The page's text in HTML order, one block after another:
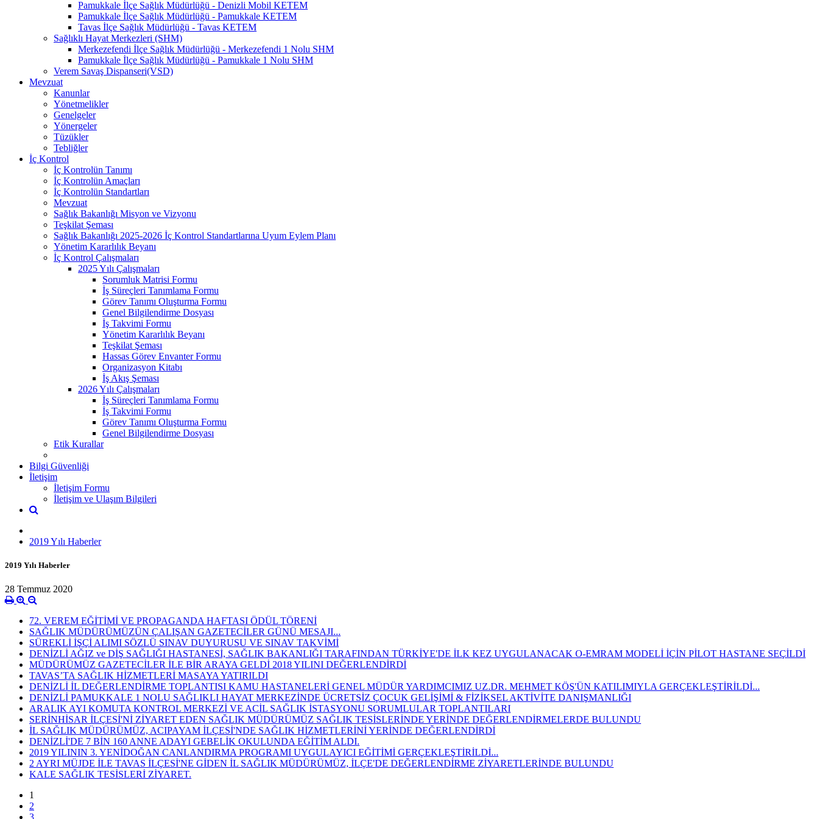
Pamukkale İlçe Sağlık Müdürlüğü - Denizli Mobil KETEM
Pamukkale İlçe Sağlık Müdürlüğü - Pamukkale KETEM
Tavas İlçe Sağlık Müdürlüğü - Tavas KETEM
Sağlıklı Hayat Merkezleri (SHM)
Merkezefendi İlçe Sağlık Müdürlüğü - Merkezefendi 1 Nolu SHM
Pamukkale İlçe Sağlık Müdürlüğü - Pamukkale 1 Nolu SHM
Verem Savaş Dispanseri(VSD)
Mevzuat
Kanunlar
Yönetmelikler
Genelgeler
Yönergeler
Tüzükler
Tebliğler
İç Kontrol
İç Kontrolün Tanımı
İç Kontrolün Amaçları
İç Kontrolün Standartları
Mevzuat
Sağlık Bakanlığı Misyon ve Vizyonu
Teşkilat Şeması
Sağlık Bakanlığı 2025-2026 İç Kontrol Standartlarına Uyum Eylem Planı
Yönetim Kararlılık Beyanı
İç Kontrol Çalışmaları
2025 Yılı Çalışmaları
Sorumluk Matrisi Formu
İş Süreçleri Tanımlama Formu
Görev Tanımı Oluşturma Formu
Genel Bilgilendirme Dosyası
İş Takvimi Formu
Yönetim Kararlılık Beyanı
Teşkilat Şeması
Hassas Görev Envanter Formu
Organizasyon Kitabı
İş Akış Şeması
2026 Yılı Çalışmaları
İş Süreçleri Tanımlama Formu
İş Takvimi Formu
Görev Tanımı Oluşturma Formu
Genel Bilgilendirme Dosyası
Etik Kurallar
Bilgi Güvenliği
İletişim
İletişim Formu
İletişim ve Ulaşım Bilgileri
2019 Yılı Haberler
2019 Yılı Haberler
28 Temmuz 2020
72. VEREM EĞİTİMİ VE PROPAGANDA HAFTASI ÖDÜL TÖRENİ
SAĞLIK MÜDÜRÜMÜZÜN ÇALIŞAN GAZETECİLER GÜNÜ MESAJI...
SÜREKLİ İŞÇİ ALIMI SÖZLÜ SINAV DUYURUSU VE SINAV TAKVİMİ
DENİZLİ AĞIZ ve DİŞ SAĞLIĞI HASTANESİ, SAĞLIK BAKANLIĞI TARAFINDAN TÜRKİYE'DE İLK KEZ UYGULANACAK O-EMRAM MODELİ İÇİN PİLOT HASTANE SEÇİLDİ
MÜDÜRÜMÜZ GAZETECİLER İLE BİR ARAYA GELDİ 2018 YILINI DEĞERLENDİRDİ
TAVAS’TA SAĞLIK HİZMETLERİ MASAYA YATIRILDI
DENİZLİ İL DEĞERLENDİRME TOPLANTISI KAMU HASTANELERİ GENEL MÜDÜR YARDIMCIMIZ UZ.DR. MEHMET KÖŞ'ÜN KATILIMIYLA GERÇEKLEŞTİRİLDİ...
DENİZLİ PAMUKKALE 1 NOLU SAĞLIKLI HAYAT MERKEZİNDE ÜCRETSİZ ÇOCUK GELİŞİMİ & FİZİKSEL AKTİVİTE DANIŞMANLIĞI
ARALIK AYI KOMUTA KONTROL MERKEZİ VE ACİL SAĞLIK İSTASYONU SORUMLULAR TOPLANTILARI
SERİNHİSAR İLÇESİ'Nİ ZİYARET EDEN SAĞLIK MÜDÜRÜMÜZ SAĞLIK TESİSLERİNDE YERİNDE DEĞERLENDİRMELERDE BULUNDU
İL SAĞLIK MÜDÜRÜMÜZ, ACIPAYAM İLÇESİ'NDE SAĞLIK HİZMETLERİNİ YERİNDE DEĞERLENDİRDİ
DENİZLİ'DE 7 BİN 160 ANNE ADAYI GEBELİK OKULUNDA EĞİTİM ALDI.
2019 YILININ 3. YENİDOĞAN CANLANDIRMA PROGRAMI UYGULAYICI EĞİTİMİ GERÇEKLEŞTİRİLDİ...
2 AYRI MÜJDE İLE TAVAS İLÇESİ'NE GİDEN İL SAĞLIK MÜDÜRÜMÜZ, İLÇE'DE DEĞERLENDİRME ZİYARETLERİNDE BULUNDU
KALE SAĞLIK TESİSLERİ ZİYARET.
1
2